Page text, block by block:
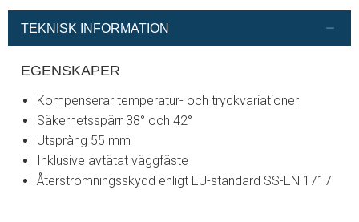
TEKNISK INFORMATION
EGENSKAPER
Kompenserar temperatur- och tryckvariationer
Säkerhetsspärr 38° och 42°
Utsprång 55 mm
Inklusive avtätat väggfäste
Återströmningsskydd enligt EU-standard SS-EN 1717